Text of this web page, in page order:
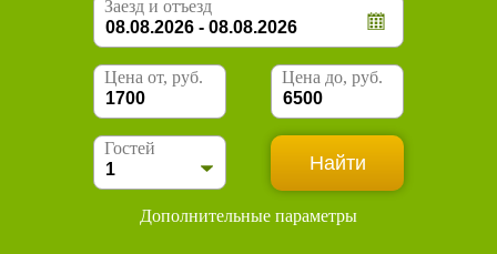
Заезд и отъезд
Цена от, руб. Цена до, руб.
Гостей
Дополнительные параметры